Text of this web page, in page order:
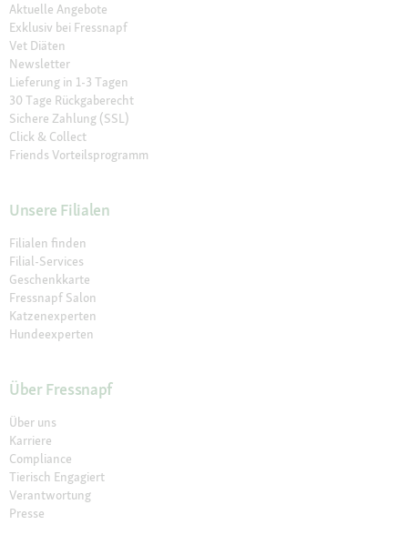
Aktuelle Angebote
Exklusiv bei Fressnapf
Vet Diäten
Newsletter
Lieferung in 1-3 Tagen
30 Tage Rückgaberecht
Sichere Zahlung (SSL)
Click & Collect
Friends Vorteilsprogramm
Unsere Filialen
Filialen finden
Filial-Services
Geschenkkarte
Fressnapf Salon
Katzenexperten
Hundeexperten
Über Fressnapf
Über uns
Karriere
Compliance
Tierisch Engagiert
Verantwortung
Presse